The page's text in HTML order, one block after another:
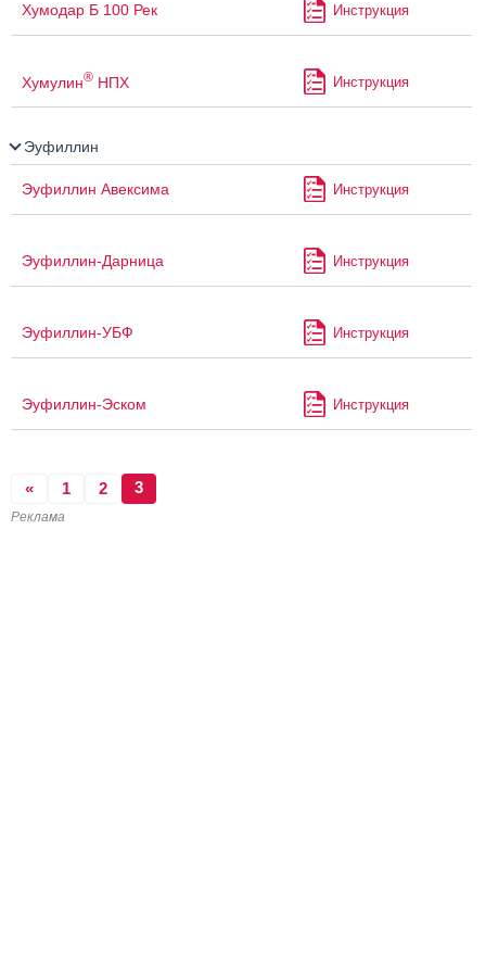
Хумодар Б 100 Рек Инструкция
Хумулин® НПХ Инструкция
Эуфиллин
Эуфиллин Авексима Инструкция
Эуфиллин-Дарница Инструкция
Эуфиллин-УБФ Инструкция
Эуфиллин-Эском Инструкция
« 1 2 3
Реклама